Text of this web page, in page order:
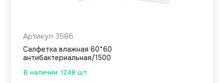
В наличии: 1248 шт.
Артикул 3586
Салфетка влажная 60*60
антибактериальная/1500